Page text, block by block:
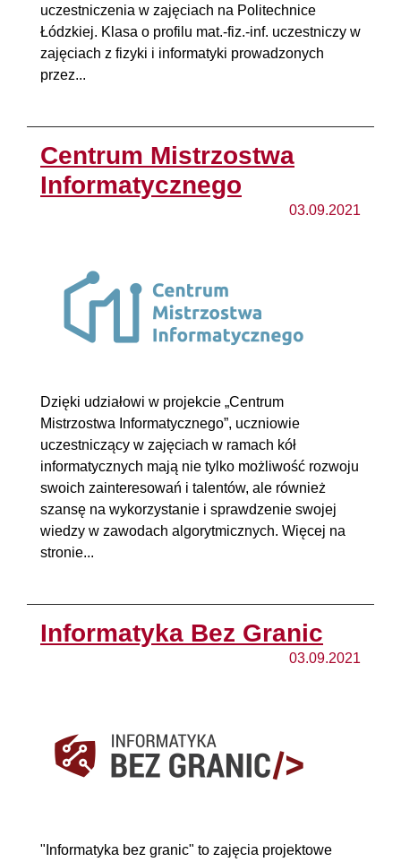
uczestniczenia w zajęciach na Politechnice
Łódzkiej. Klasa o profilu mat.-fiz.-inf. uczestniczy w
zajęciach z fizyki i informatyki prowadzonych
przez...
Centrum Mistrzostwa
Informatycznego
03.09.2021
Dzięki udziałowi w projekcie „Centrum
Mistrzostwa Informatycznego”, uczniowie
uczestniczący w zajęciach w ramach kół
informatycznych mają nie tylko możliwość rozwoju
swoich zainteresowań i talentów, ale również
szansę na wykorzystanie i sprawdzenie swojej
wiedzy w zawodach algorytmicznych. Więcej na
stronie...
Informatyka Bez Granic
03.09.2021
"Informatyka bez granic" to zajęcia projektowe